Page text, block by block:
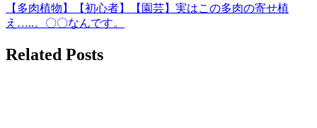
ナ
ビ
ゲ
【多肉植物】【初心者】【園芸】実はこの多肉の寄せ植
え…..。〇〇なんです。
Related Posts